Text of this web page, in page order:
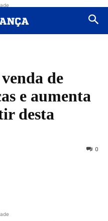
de
e aumenta
desta
0